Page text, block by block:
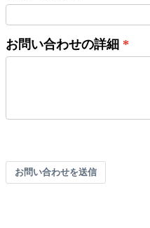
お問い合わせの詳細
お問い合わせを送信